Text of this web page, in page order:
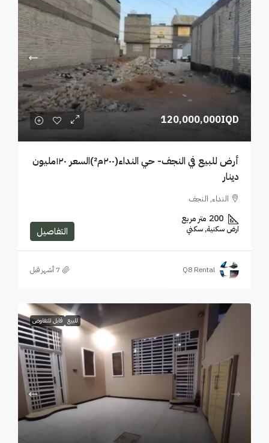
120,000,000IQD
أرض للبيع في النجف- حي النداء(٢٠٠م²)السعر ١٢٠مليون
دينار
النداء, النجف
200 متر مربع
ارض سكنية, سكني التفاصيل
Q8 Rental
للبيع قابل للتفاوض